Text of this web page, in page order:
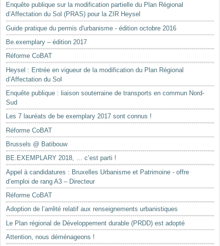
Enquête publique sur la modification partielle du Plan Régional
d’Affectation du Sol (PRAS) pour la ZIR Heysel
Guide pratique du permis d'urbanisme - édition octobre 2016
Be.exemplary – édition 2017
Réforme CoBAT
Heysel : Entrée en vigueur de la modification du Plan Régional
d’Affectation du Sol
Enquête publique : liaison souterraine de transports en commun Nord-
Sud
Les 7 lauréats de be exemplary 2017 sont connus !
Réforme CoBAT
Brussels @ Batibouw
BE.EXEMPLARY 2018, … c’est parti !
Appel à candidatures : Bruxelles Urbanisme et Patrimoine - offre
d’emploi de rang A3 – Directeur
Réforme CoBAT
Adoption de l’arrêté relatif aux renseignements urbanistiques
Le Plan régional de Développement durable (PRDD) est adopté
Attention, nous déménageons !